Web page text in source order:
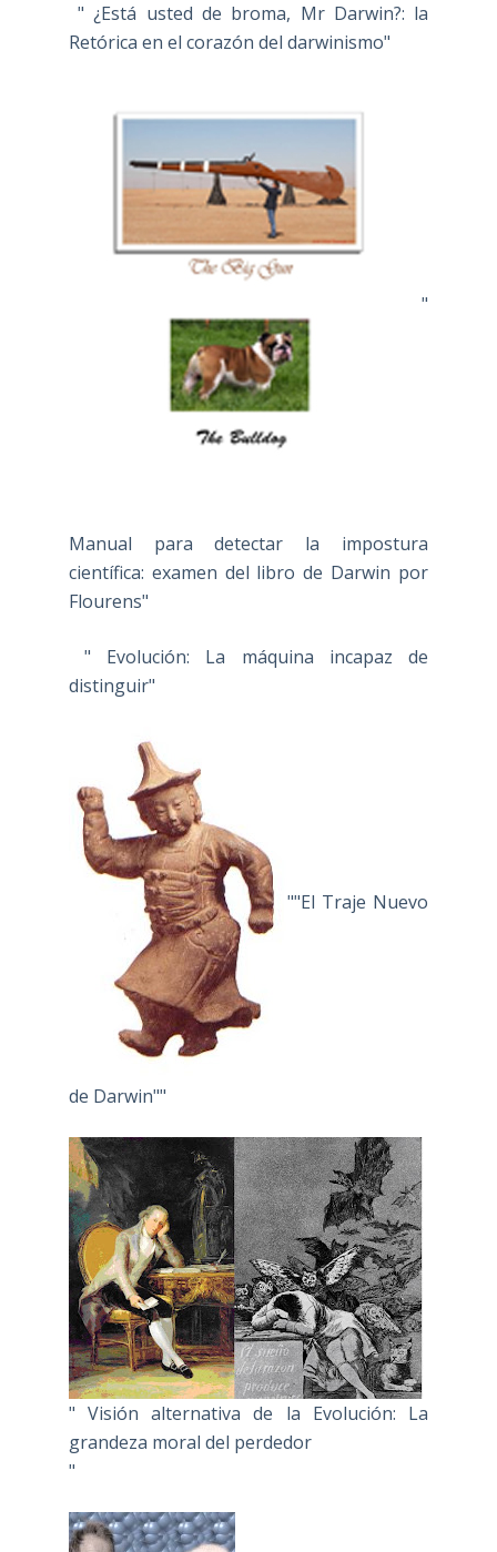
" ¿Está usted de broma, Mr Darwin?: la
Retórica en el corazón del darwinismo"
"
Manual para detectar la impostura
científica: examen del libro de Darwin por
Flourens"
" Evolución: La máquina incapaz de
distinguir"
""El Traje Nuevo
de Darwin""
" Visión alternativa de la Evolución: La
grandeza moral del perdedor
"